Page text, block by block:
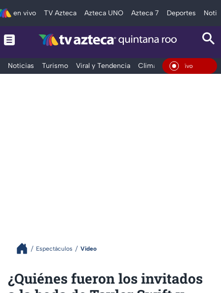
en vivo TV Azteca Azteca UNO Azteca 7 Deportes
Noticias Turismo Viral y Tendencia Clima Tráfico
En Vivo
Espectáculos Video
¿Quiénes fueron los invitados